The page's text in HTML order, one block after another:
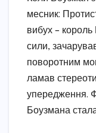
месник:
вибух – король
сили,
поворотним
ламав
упередження.
Боузмана